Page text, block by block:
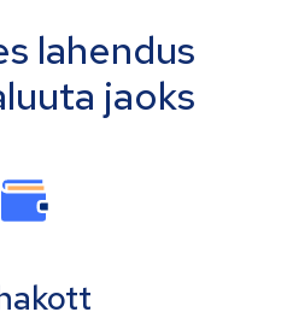
lahendus
jaoks